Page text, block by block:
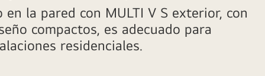
la pared con MULTI V S exterior, con
compactos, es adecuado para
residenciales.